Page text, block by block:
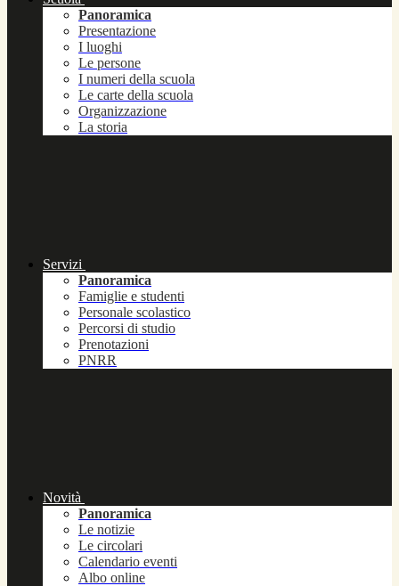
Panoramica
Presentazione
I luoghi
Le persone
I numeri della scuola
Le carte della scuola
Organizzazione
La storia
Servizi
Panoramica
Famiglie e studenti
Personale scolastico
Percorsi di studio
Prenotazioni
PNRR
Novità
Panoramica
Le notizie
Le circolari
Calendario eventi
Albo online